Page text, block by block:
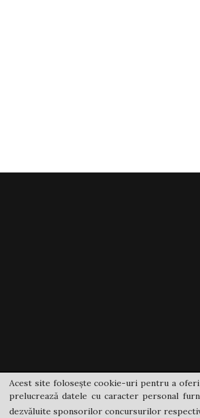
Acest site folosește cookie-uri pentru a
prelucrează datele cu caracter personal
dezvăluite sponsorilor concursurilor